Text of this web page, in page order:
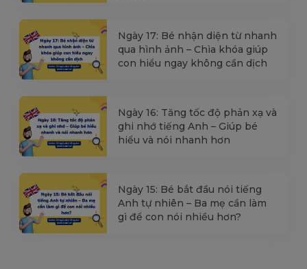
Ngày 17: Bé nhận diện từ nhanh
qua hình ảnh – Chìa khóa giúp
con hiểu ngay không cần dịch
Ngày 16: Tăng tốc độ phản xạ và
ghi nhớ tiếng Anh – Giúp bé
hiểu và nói nhanh hơn
Ngày 15: Bé bắt đầu nói tiếng
Anh tự nhiên – Ba mẹ cần làm
gì để con nói nhiều hơn?